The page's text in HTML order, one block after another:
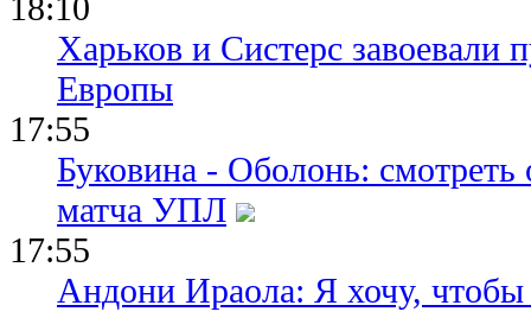
18:10
Харьков и Систерс завоевали
Европы
17:55
Буковина - Оболонь:
матча УПЛ
17:55
Андони Ираола: Я хочу, чтобы